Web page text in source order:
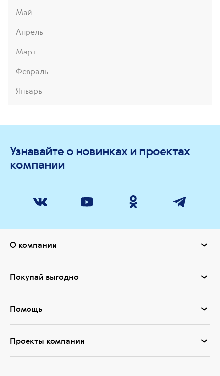
Май
Апрель
Март
Февраль
Январь
Узнавайте о новинках и проектах
компании
О компании
Покупай выгодно
Помощь
Проекты компании